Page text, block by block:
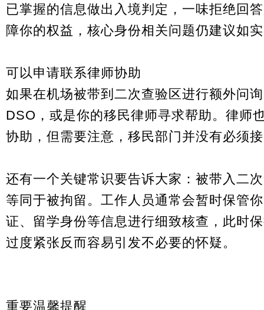
已掌握的信息做出入境判定，一味拒绝回
障你的权益，核心身份相关问题仍建议如
可以申请联系律师协助
如果在机场被带到二次查验区进行额外问
DSO，或是你的移民律师寻求帮助。律师
协助，但需要注意，移民部门并没有必须
还有一个关键常识要告诉大家：被带入二
等同于被拘留。工作人员通常会暂时保管
证、留学身份等信息进行细致核查，此时
过度紧张反而容易引发不必要的怀疑。
重要温馨提醒